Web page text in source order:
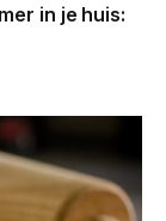
in je huis: